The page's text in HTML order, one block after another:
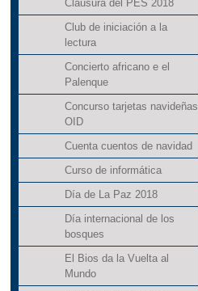
Clausura del PES 2018
Club de iniciación a la
lectura
Concierto africano e el
Palenque
Concurso tarjetas navideñas
OID
Cuenta cuentos de navidad
Curso de informática
Día de La Paz 2018
Día internacional de los
bosques
El Bios da la Vuelta al
Mundo